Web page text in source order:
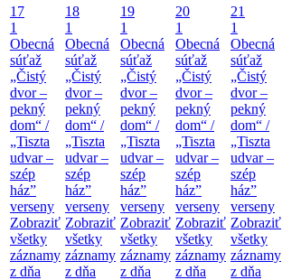
17
1
Obecná
súťaž
„Čistý
dvor –
pekný
dom“ /
„Tiszta
udvar –
szép
ház”
verseny
Zobraziť
všetky
záznamy
z dňa
18
1
Obecná
súťaž
„Čistý
dvor –
pekný
dom“ /
„Tiszta
udvar –
szép
ház”
verseny
Zobraziť
všetky
záznamy
z dňa
19
1
Obecná
súťaž
„Čistý
dvor –
pekný
dom“ /
„Tiszta
udvar –
szép
ház”
verseny
Zobraziť
všetky
záznamy
z dňa
20
1
Obecná
súťaž
„Čistý
dvor –
pekný
dom“ /
„Tiszta
udvar –
szép
ház”
verseny
Zobraziť
všetky
záznamy
z dňa
21
1
Obecná
súťaž
„Čistý
dvor –
pekný
dom“ /
„Tiszta
udvar –
szép
ház”
verseny
Zobraziť
všetky
záznamy
z dňa